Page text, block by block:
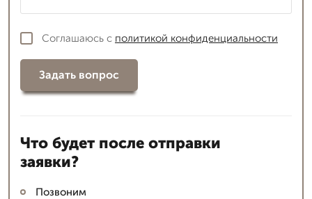
Соглашаюсь с политикой конфиденциальности
Задать вопрос
Что будет после отправки
заявки?
Позвоним